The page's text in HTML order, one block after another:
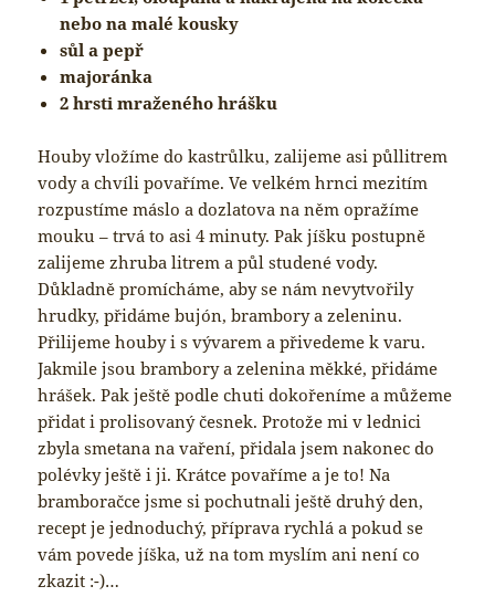
nebo na malé kousky
sůl a pepř
majoránka
2 hrsti mraženého hrášku
Houby vložíme do kastrůlku, zalijeme asi půllitrem
vody a chvíli povaříme. Ve velkém hrnci mezitím
rozpustíme máslo a dozlatova na něm opražíme
mouku – trvá to asi 4 minuty. Pak jíšku postupně
zalijeme zhruba litrem a půl studené vody.
Důkladně promícháme, aby se nám nevytvořily
hrudky, přidáme bujón, brambory a zeleninu.
Přilijeme houby i s vývarem a přivedeme k varu.
Jakmile jsou brambory a zelenina měkké, přidáme
hrášek. Pak ještě podle chuti dokořeníme a můžeme
přidat i prolisovaný česnek. Protože mi v lednici
zbyla smetana na vaření, přidala jsem nakonec do
polévky ještě i ji. Krátce povaříme a je to! Na
bramboračce jsme si pochutnali ještě druhý den,
recept je jednoduchý, příprava rychlá a pokud se
vám povede jíška, už na tom myslím ani není co
zkazit :-)…